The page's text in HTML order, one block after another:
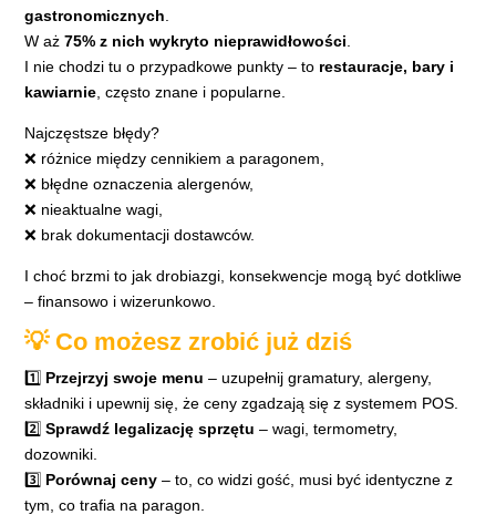
gastronomicznych
W aż75% z nich wykryto nieprawidłowości
I nie chodzi tu o przypadkowe punkty – to restauracje, bary i
kawiarnie , często znane i popularne.
Najczęstsze błędy?
❌ różnice między cennikiem a paragonem,
❌ błędne oznaczenia alergenów,
❌ nieaktualne wagi,
❌ brak dokumentacji dostawców.
I choć brzmi to jak drobiazgi, konsekwencje mogą być dotkliwe
– finansowo i wizerunkowo.
💡 Co możesz zrobić już dziś
1️⃣ Przejrzyj swoje menu – uzupełnij gramatury, alergeny,
składniki i upewnij się, że ceny zgadzają się z systemem POS.
2️⃣Sprawdź legalizację sprzętu – wagi, termometry,
dozowniki.
3️⃣ Porównaj ceny – to, co widzi gość, musi być identyczne z
tym, co trafia na paragon.